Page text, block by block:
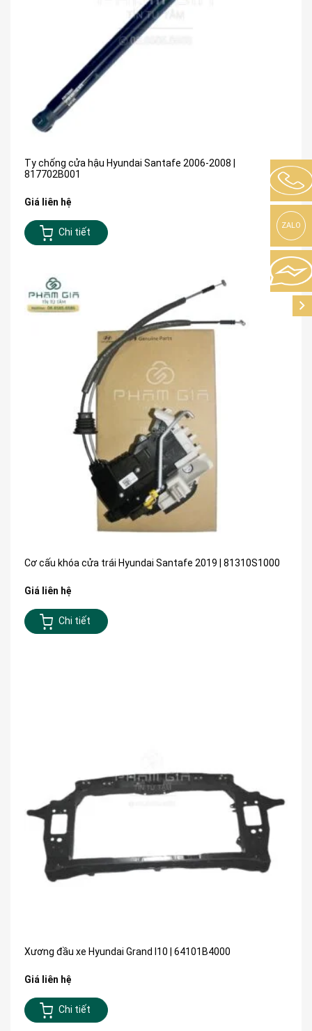
Ty chống cửa hậu Hyundai Santafe 2006-2008 |
817702B001
Giá liên hệ
Chi tiết
Cơ cấu khóa cửa trái Hyundai Santafe 2019 | 81310S1000
Giá liên hệ
Chi tiết
Xương đầu xe Hyundai Grand I10 | 64101B4000
Giá liên hệ
Chi tiết
ZALO